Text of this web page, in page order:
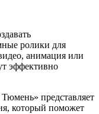
ролики для
анимация или
эффективно
представляет
который поможет